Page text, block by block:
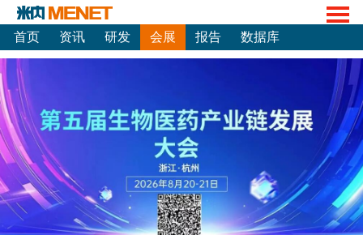
首页 资讯 研发 会展 报告 数据库